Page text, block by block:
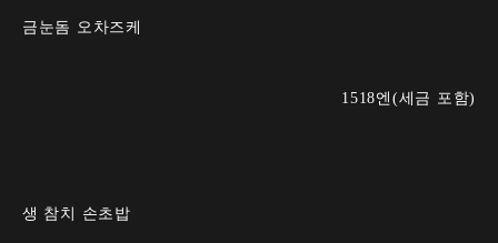
금눈돔 오차즈케
1518엔(세금 포함)
생 참치 손초밥